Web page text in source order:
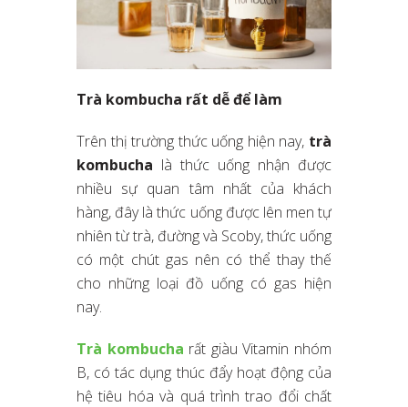
Trà kombucha rất dễ để làm
Trên thị trường thức uống hiện nay, trà
kombucha là thức uống nhận được
nhiều sự quan tâm nhất của khách
hàng, đây là thức uống được lên men tự
nhiên từ trà, đường và Scoby, thức uống
có một chút gas nên có thể thay thế
cho những loại đồ uống có gas hiện
nay.
Trà kombucha rất giàu Vitamin nhóm
B, có tác dụng thúc đẩy hoạt động của
hệ tiêu hóa và quá trình trao đổi chất